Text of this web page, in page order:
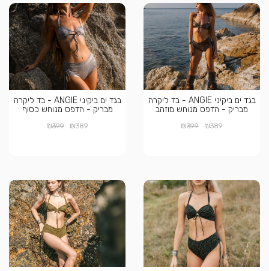
בגד ים ביקיני ANGIE - בד ליקרה
מבריק - הדפס מנוחש מוזהב
₪389
₪399
בגד ים ביקיני ANGIE - בד ליקרה
מבריק - הדפס מנוחש כסוף
₪389
₪399